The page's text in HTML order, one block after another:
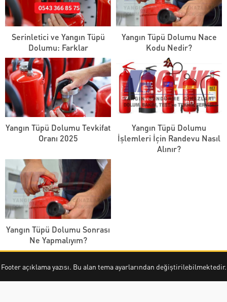
Serinletici ve Yangın Tüpü
Dolumu: Farklar
Yangın Tüpü Dolumu Nace
Kodu Nedir?
Yangın Tüpü Dolumu Tevkifat
Oranı 2025
Yangın Tüpü Dolumu
İşlemleri İçin Randevu Nasıl
Alınır?
Yangın Tüpü Dolumu Sonrası
Ne Yapmalıyım?
Footer açıklama yazısı. Bu alan tema ayarlarından değiştirilebilmektedir.
Akademi Yangın